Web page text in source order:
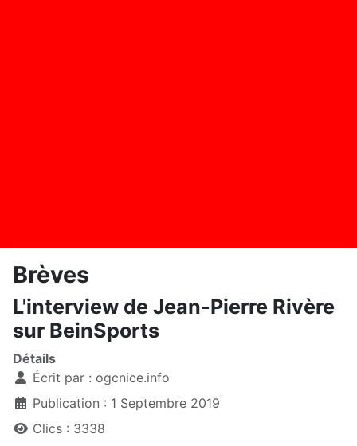
Brèves
L'interview de Jean-Pierre Rivère
sur BeinSports
Détails
Écrit par : ogcnice.info
Publication : 1 Septembre 2019
Clics : 3338